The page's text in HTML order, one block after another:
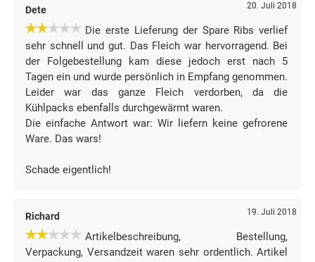
Dete 20. Juli 2018
Die erste Lieferung der Spare Ribs verlief
sehr schnell und gut. Das Fleich war hervorragend. Bei
der Folgebestellung kam diese jedoch erst nach 5
Tagen ein und wurde persönlich in Empfang genommen.
Leider war das ganze Fleich verdorben, da die
Kühlpacks ebenfalls durchgewärmt waren.
Die einfache Antwort war: Wir liefern keine gefrorene
Ware. Das wars!
Schade eigentlich!
Richard 19. Juli 2018
Artikelbeschreibung, Bestellung,
Verpackung, Versandzeit waren sehr ordentlich. Artikel